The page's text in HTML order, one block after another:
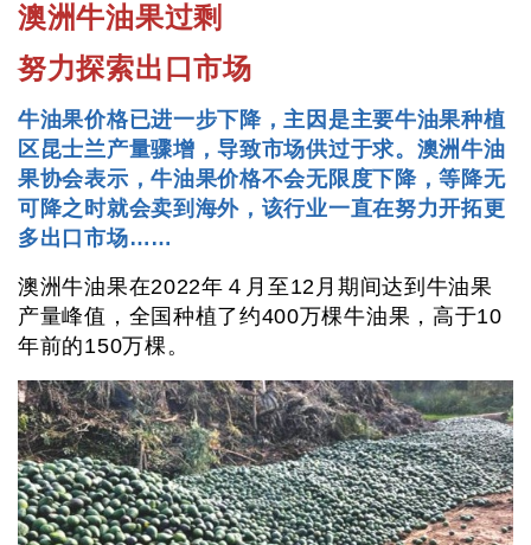
澳洲牛油果过剩
努力探索出口市场
牛油果价格已进一步下降，主因是主要牛油果种植
区昆士兰产量骤增，导致市场供过于求。澳洲牛油
果协会表示，牛油果价格不会无限度下降，等降无
可降之时就会卖到海外，该行业一直在努力开拓更
多出口市场……
澳洲牛油果在2022年４月至12月期间达到牛油果
产量峰值，全国种植了约400万棵牛油果，高于10
年前的150万棵。